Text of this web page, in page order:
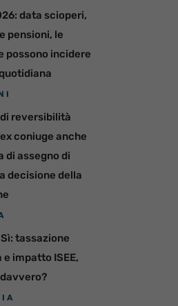
data scioperi,
pensioni, le
possono incidere
reversibilità
coniuge anche
di assegno di
decisione della
tassazione
impatto ISEE,